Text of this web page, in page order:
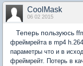
CoolMask
06 02 2015
Теперь пользуюсь
фреймрейта в mp4
параметры что и в
фреймрейт. Потерь в